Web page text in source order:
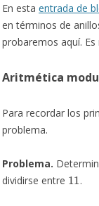
En esta entrada de
en términos de
probaremos aquí.
Aritmética
Para recordar los
problema.
Problema.
dividirse entre
11
.